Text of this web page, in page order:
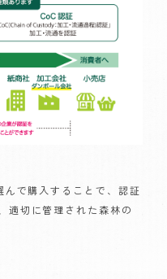
で購入することで、認証
適切に管理された森林の